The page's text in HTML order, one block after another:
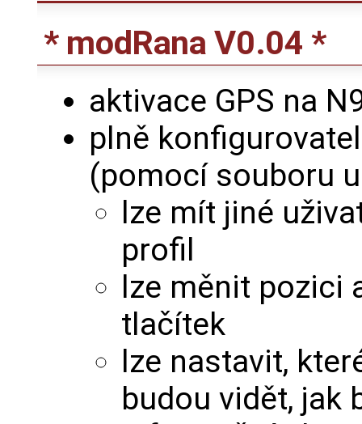
* modRana V0.04 *
aktivace GPS na
plně
(pomocí souboru
lze mít jiné
profil
lze měnit pozici
tlačítek
lze nastavit,
budou vidět, jak